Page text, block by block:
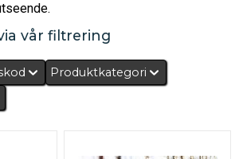
vår filtrering
Produktkategori